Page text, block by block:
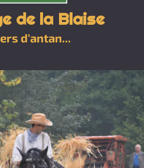
de la Blaise
d'antan...